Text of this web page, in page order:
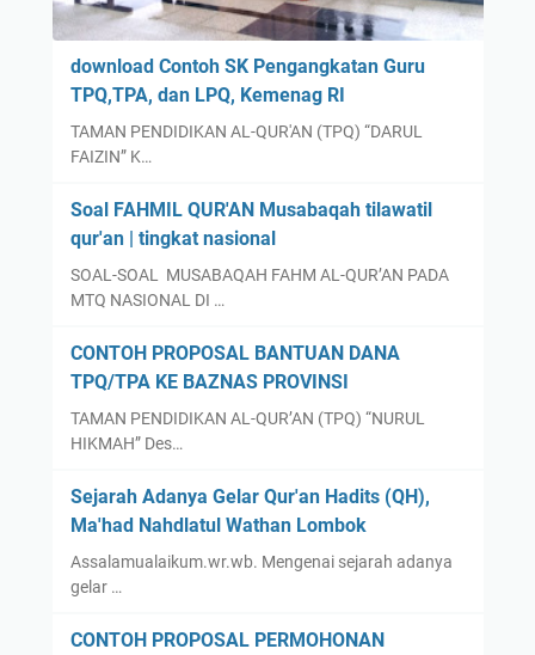
download Contoh SK Pengangkatan Guru
TPQ,TPA, dan LPQ, Kemenag RI
TAMAN PENDIDIKAN AL-QUR'AN (TPQ) “DARUL
FAIZIN” K…
Soal FAHMIL QUR'AN Musabaqah tilawatil
qur'an | tingkat nasional
SOAL-SOAL MUSABAQAH FAHM AL-QUR’AN PADA
MTQ NASIONAL DI …
CONTOH PROPOSAL BANTUAN DANA
TPQ/TPA KE BAZNAS PROVINSI
TAMAN PENDIDIKAN AL-QUR’AN (TPQ) “NURUL
HIKMAH” Des…
Sejarah Adanya Gelar Qur'an Hadits (QH),
Ma'had Nahdlatul Wathan Lombok
Assalamualaikum.wr.wb. Mengenai sejarah adanya
gelar …
CONTOH PROPOSAL PERMOHONAN